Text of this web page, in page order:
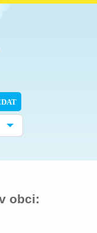
obci: